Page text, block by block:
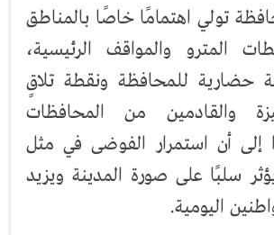
تولي اهتمامًا خاصًا بالمناطق
المترو والمواقف الرئيسية،
حضارية للمحافظة ونقطة تلاقٍ
والقادمين من المحافظات
إلى أن استمرار الفوضى في مثل
سلبًا على صورة المدينة ويزيد
اليومية.